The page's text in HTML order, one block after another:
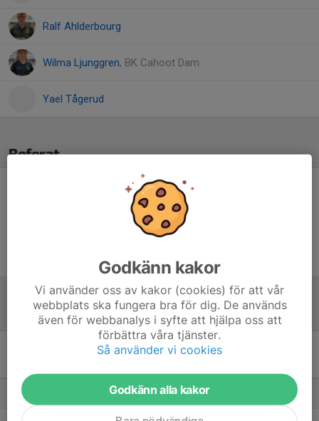
Ralf Ahlderbourg
Wilma Ljunggren, BK Cahoot Dam
Yael Tågerud
Referat
Inget referat skrivet
Tabell(från everysport)
Div 3 Östra Götaland 1 -
22 38
Godkänn kakor
Vi använder oss av kakor (cookies) för att vår
webbplats ska fungera bra för dig. De används
även för webbanalys i syfte att hjälpa oss att
förbättra våra tjänster.
Så använder vi cookies
Godkänn alla kakor